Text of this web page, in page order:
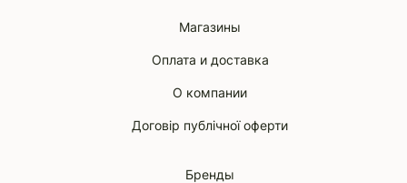
Магазины
Оплата и доставка
О компании
Договір публічної оферти
Бренды